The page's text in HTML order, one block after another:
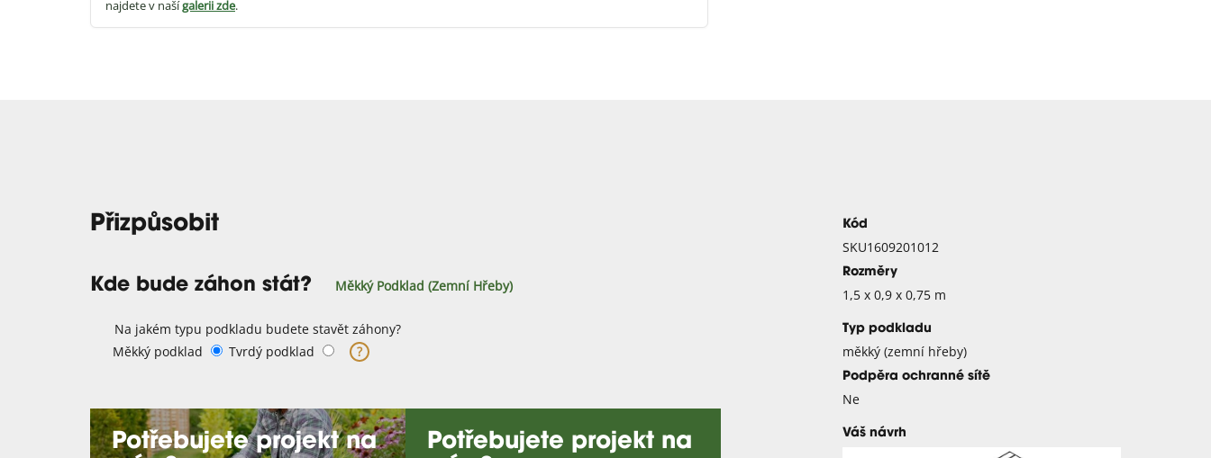
najdete v našígalerii zde.
Přizpůsobit
Kde bude záhon stát? Měkký Podklad (zemní Hřeby)
Na jakém typu podkladu budete stavět záhony?
Měkký podklad
Tvrdý podklad ?
Potřebujete projekt na
Potřebujete projekt na
Kód
SKU1609201012
Rozměry
1,5 x 0,9 x 0,75 m
Typ podkladu
měkký (zemní hřeby)
Podpěra ochranné sítě
Ne
Váš návrh